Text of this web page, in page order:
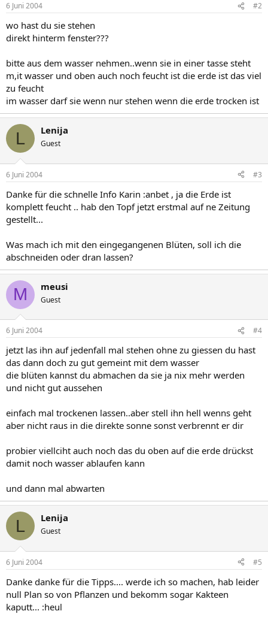
6 Juni 2004 #2
wo hast du sie stehen
direkt hinterm fenster???
bitte aus dem wasser nehmen..wenn sie in einer tasse steht
m,it wasser und oben auch noch feucht ist die erde ist das viel
zu feucht
im wasser darf sie wenn nur stehen wenn die erde trocken ist
L Lenija
Guest
6 Juni 2004 #3
Danke für die schnelle Info Karin :anbet , ja die Erde ist
komplett feucht .. hab den Topf jetzt erstmal auf ne Zeitung
gestellt...
Was mach ich mit den eingegangenen Blüten, soll ich die
abschneiden oder dran lassen?
M meusi
Guest
6 Juni 2004 #4
jetzt las ihn auf jedenfall mal stehen ohne zu giessen du hast
das dann doch zu gut gemeint mit dem wasser
die blüten kannst du abmachen da sie ja nix mehr werden
und nicht gut aussehen
einfach mal trockenen lassen..aber stell ihn hell wenns geht
aber nicht raus in die direkte sonne sonst verbrennt er dir
probier viellciht auch noch das du oben auf die erde drückst
damit noch wasser ablaufen kann
und dann mal abwarten
L Lenija
Guest
6 Juni 2004 #5
Danke danke für die Tipps.... werde ich so machen, hab leider
null Plan so von Pflanzen und bekomm sogar Kakteen
kaputt... :heul